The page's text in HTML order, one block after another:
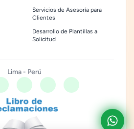
Servicios de Asesoría para
Clientes
Desarrollo de Plantillas a
Solicitud
Lima - Perú